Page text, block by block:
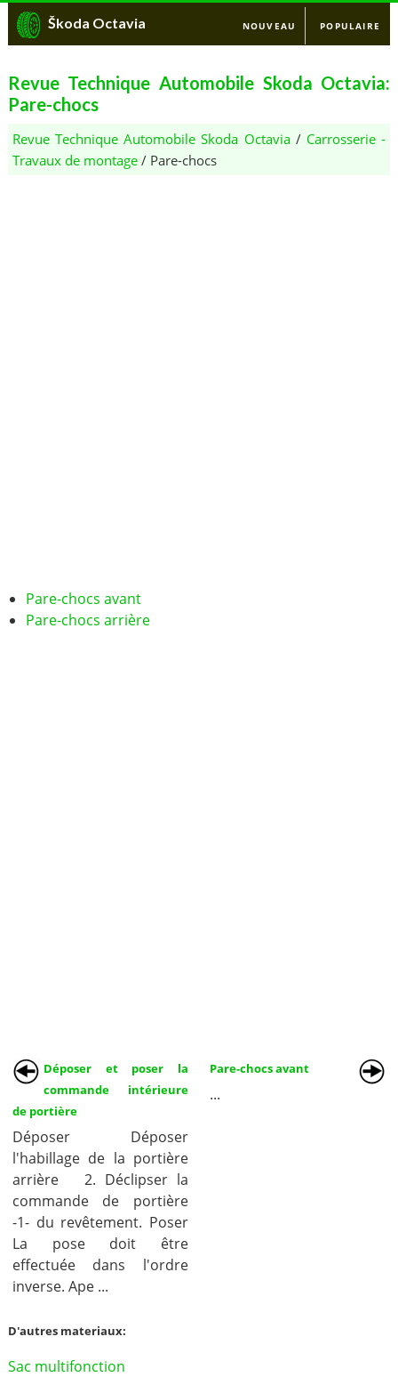
Škoda Octavia NOUVEAU POPULAIRE
Revue Technique Automobile Skoda Octavia:
Pare-chocs
Revue Technique Automobile Skoda Octavia/ Carrosserie -
Travaux de montage/ Pare-chocs
Pare-chocs avant
Pare-chocs arrière
Déposer et poser la
commande intérieure
de portière
Déposer Déposer
l'habillage de la portière
arrière 2. Déclipser la
commande de portière
-1- du revêtement. Poser
La pose doit être
effectuée dans l'ordre
inverse. Ape ...
Pare-chocs avant
...
D'autres materiaux:
Sac multifonction